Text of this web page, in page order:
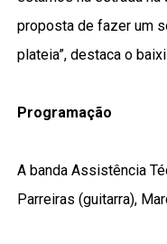
proposta de fazer um
plateia”, destaca o
Programação
A banda Assistência
Parreiras (guitarra),